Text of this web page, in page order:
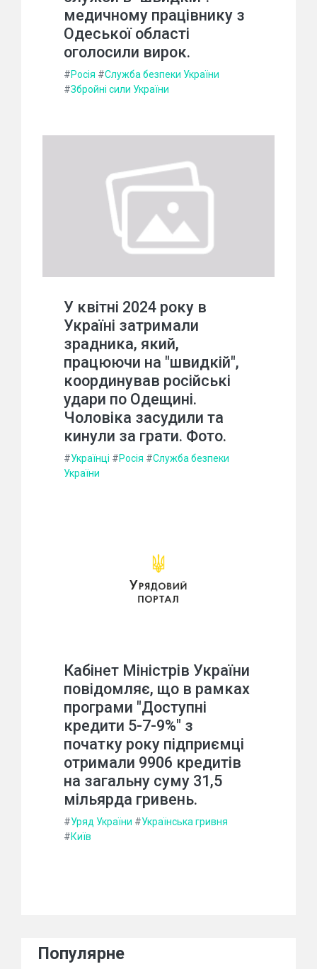
медичному працівнику з
Одеської області
оголосили вирок.
#Росія #Служба безпеки України
#Збройні сили України
У квітні 2024 року в
Україні затримали
зрадника, який,
працюючи на "швидкій",
координував російські
удари по Одещині.
Чоловіка засудили та
кинули за грати. Фото.
#Українці #Росія #Служба безпеки
України
Кабінет Міністрів України
повідомляє, що в рамках
програми "Доступні
кредити 5-7-9%" з
початку року підприємці
отримали 9906 кредитів
на загальну суму 31,5
мільярда гривень.
#Уряд України #Українська гривня
#Київ
Популярне